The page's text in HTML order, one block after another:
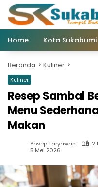
Langsung
konten
Home
Kota Sukabumi
Beranda Kuliner
Kuliner
Resep Sambal
Menu
Makan
Yosep Taryawan
2
5 Mei 2026